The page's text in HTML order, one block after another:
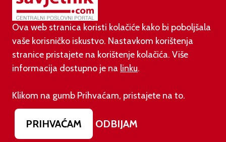
Footer menu
O nama Impressum
Uvjeti korištenja
Ova web stranica koristi kolačiće kako bi poboljšala
vaše korisničko iskustvo. Nastavkom korištenja
stranice pristajete na korištenje kolačića. Više
informacija dostupno je na linku.
Klikom na gumb Prihvaćam, pristajete na to.
PRIHVAĆAM ODBIJAM